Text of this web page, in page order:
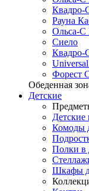
Квадро-
Рауна
Ольса-С
Сиело
Квадро-
Форест
Обеденная
Детские
Детские
Комоды
Полки в
Шкафы